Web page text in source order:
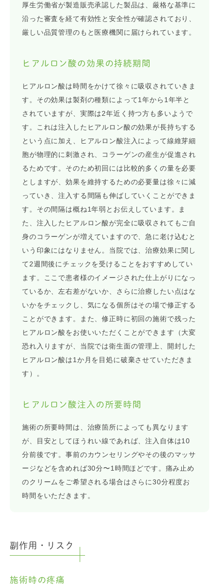
厚生労働省が製造販売承認した製品は、厳格な基準に
沿った審査を経て有効性と安全性が確認されており、
厳しい品質管理のもと医療機関に届けられています。
ヒアルロン酸の効果の持続期間
ヒアルロン酸は時間をかけて徐々に吸収されていきま
す。その効果は製剤の種類によって1年から1年半と
されていますが、実際は2年近く持つ方も多いようで
す。これは注入したヒアルロン酸の効果が長持ちする
という点に加え、ヒアルロン酸注入によって線維芽細
胞が物理的に刺激され、コラーゲンの産生が促進され
るためです。そのため初回には比較的多くの量を必要
としますが、効果を維持するための必要量は徐々に減
っていき、注入する間隔も伸ばしていくことができま
す。その間隔は概ね1年弱とお伝えしています。ま
た、注入したヒアルロン酸が完全に吸収されてもご自
身のコラーゲンが増えていますので、急に老け込むと
いう印象にはなりません。当院では、治療効果に関し
て2週間後にチェックを受けることをおすすめしてい
ます。ここで患者様のイメージされた仕上がりになっ
ているか、左右差がないか、さらに治療したい点はな
いかをチェックし、気になる個所はその場で修正する
ことができます。また、修正時に初回の施術で残った
ヒアルロン酸をお使いいただくことができます（大変
恐れ入りますが、当院では衛生面の管理上、開封した
ヒアルロン酸は1か月を目処に破棄させていただきま
す）。
ヒアルロン酸注入の所要時間
施術の所要時間は、治療箇所によっても異なります
が、目安としてほうれい線であれば、注入自体は10
分前後です。事前のカウンセリングやその後のマッサ
ージなどを含めれば30分〜1時間ほどです。痛み止め
のクリームをご希望される場合はさらに30分程度お
時間をいただきます。
副作用・リスク
施術時の疼痛